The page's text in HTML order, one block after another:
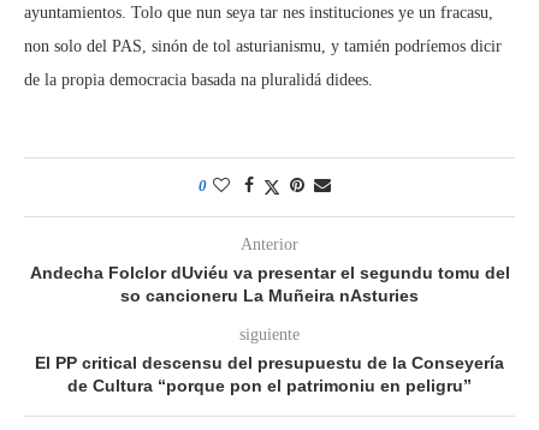
ayuntamientos. Tolo que nun seya tar nes instituciones ye un fracasu,
non solo del PAS, sinón de tol asturianismu, y tamién podríemos dicir
de la propia democracia basada na pluralidá didees.
0
Anterior
Andecha Folclor dUviéu va presentar el segundu tomu del
so cancioneru La Muñeira nAsturies
siguiente
El PP critical descensu del presupuestu de la Conseyería
de Cultura “porque pon el patrimoniu en peligru”